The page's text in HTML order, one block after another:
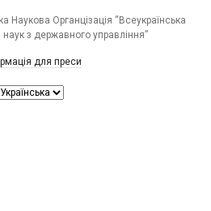
Наукова Органцізація “Всеукраїнська
з державного управління”
для преси